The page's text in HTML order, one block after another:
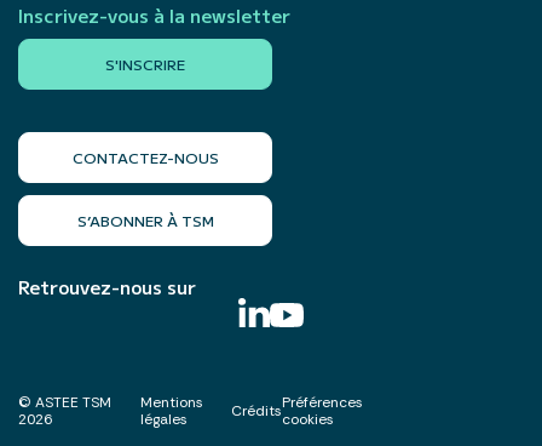
Inscrivez-vous à la newsletter
S'INSCRIRE
CONTACTEZ-NOUS
S’ABONNER À TSM
Retrouvez-nous sur
© ASTEE TSM
2026
Mentions
légales
CréditsPréférences
cookies